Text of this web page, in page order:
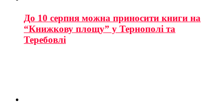
До 10 серпня можна приносити книги на
“Книжкову площу” у Тернополі та
Теребовлі